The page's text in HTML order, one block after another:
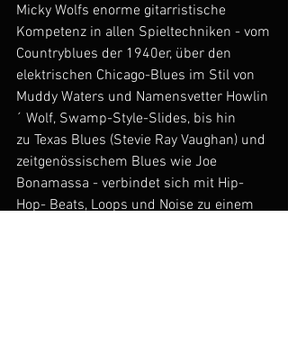
Micky Wolfs enorme gitarristische
Kompetenz in allen Spieltechniken - vom
Countryblues der 1940er, über den
elektrischen Chicago-Blues im Stil von
Muddy Waters und Namensvetter Howlin
´ Wolf, Swamp-Style-Slides, bis hin
zu Texas Blues (Stevie Ray Vaughan) und
zeitgenössischem Blues wie Joe
Bonamassa - verbindet sich mit Hip-
Hop- Beats, Loops und Noise zu einem